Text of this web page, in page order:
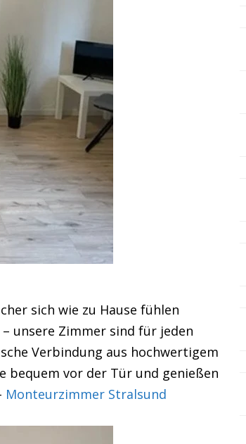
sich wie zu Hause fühlen
unsere Zimmer sind für jeden
Verbindung aus hochwertigem
bequem vor der Tür und genießen
Monteurzimmer Stralsund